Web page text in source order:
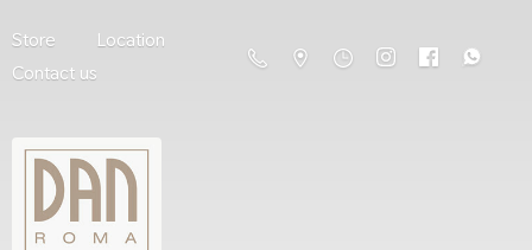
Store
Location
Contact us